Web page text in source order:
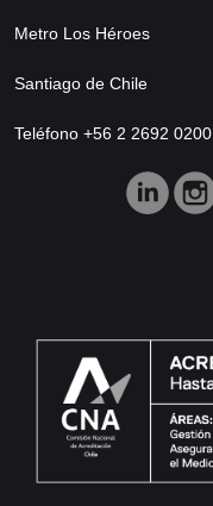
Metro Los Héroes
Santiago de Chile
Teléfono +56 2 2692 0200